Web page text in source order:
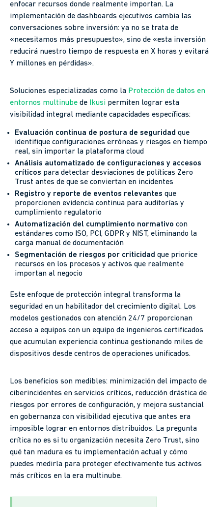
enfocar recursos donde realmente importan. La
implementación de dashboards ejecutivos cambia las
conversaciones sobre inversión: ya no se trata de
«necesitamos más presupuesto», sino de «esta inversión
reducirá nuestro tiempo de respuesta en X horas y evitará
Y millones en pérdidas».
Soluciones especializadas como la Protección de datos en
entornos multinube de Ikusi permiten lograr esta
visibilidad integral mediante capacidades específicas:
Evaluación continua de postura de seguridad que
identifique configuraciones erróneas y riesgos en tiempo
real, sin importar la plataforma cloud
Análisis automatizado de configuraciones y accesos
críticos para detectar desviaciones de políticas Zero
Trust antes de que se conviertan en incidentes
Registro y reporte de eventos relevantes que
proporcionen evidencia continua para auditorías y
cumplimiento regulatorio
Automatización del cumplimiento normativo con
estándares como ISO, PCI, GDPR y NIST, eliminando la
carga manual de documentación
Segmentación de riesgos por criticidad que priorice
recursos en los procesos y activos que realmente
importan al negocio
Este enfoque de protección integral transforma la
seguridad en un habilitador del crecimiento digital. Los
modelos gestionados con atención 24/7 proporcionan
acceso a equipos con un equipo de ingenieros certificados
que acumulan experiencia continua gestionando miles de
dispositivos desde centros de operaciones unificados.
Los beneficios son medibles: minimización del impacto de
ciberincidentes en servicios críticos, reducción drástica de
riesgos por errores de configuración, y mejora sustancial
en gobernanza con visibilidad ejecutiva que antes era
imposible lograr en entornos distribuidos. La pregunta
crítica no es si tu organización necesita Zero Trust, sino
qué tan madura es tu implementación actual y cómo
puedes medirla para proteger efectivamente tus activos
más críticos en la era multinube.